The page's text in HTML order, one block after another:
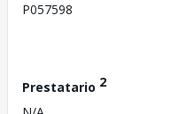
P057598
Prestatario 2